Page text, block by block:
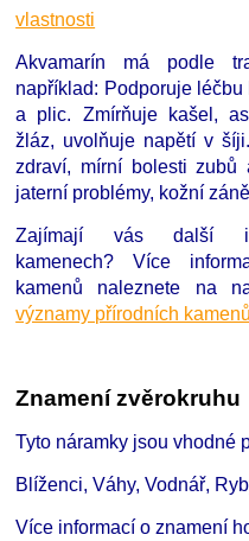
vlastnosti
Akvamarín má podle
například: Podporuje
a plic. Zmírňuje kašel,
žláz, uvolňuje napětí v
zdraví, mírní bolesti
jaterní problémy, kožní
Zajímají vás další
kamenech?Více
kamenů naleznete na
významy přírodních kamenů
Znamení zvěrokruhu
Tyto náramky jsou vhodné
Blíženci, Váhy, Vodnář,
Více informací o znamení